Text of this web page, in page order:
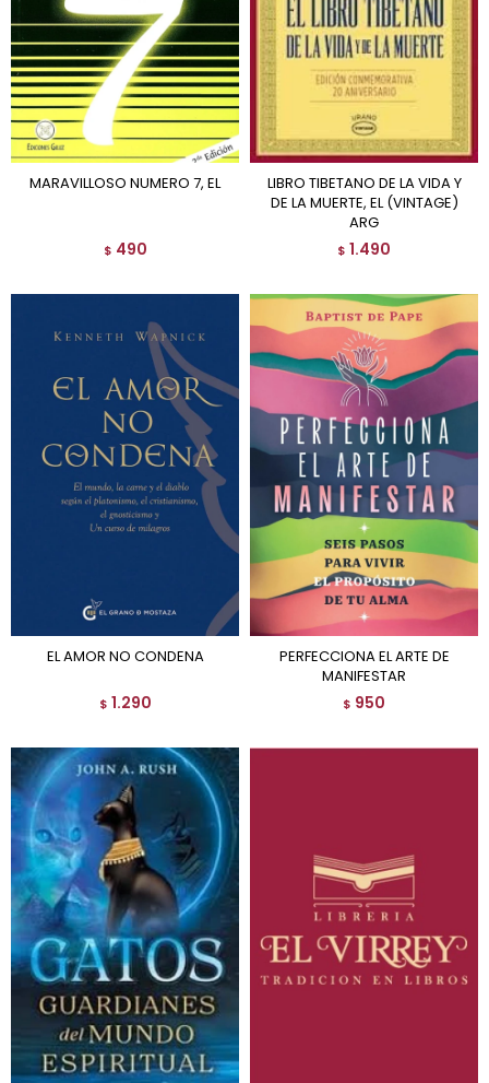
MARAVILLOSO NUMERO 7, EL
$ 490
LIBRO TIBETANO DE LA VIDA Y
DE LA MUERTE, EL (VINTAGE)
ARG
$ 1.490
EL AMOR NO CONDENA
$ 1.290
PERFECCIONA EL ARTE DE
MANIFESTAR
$ 950